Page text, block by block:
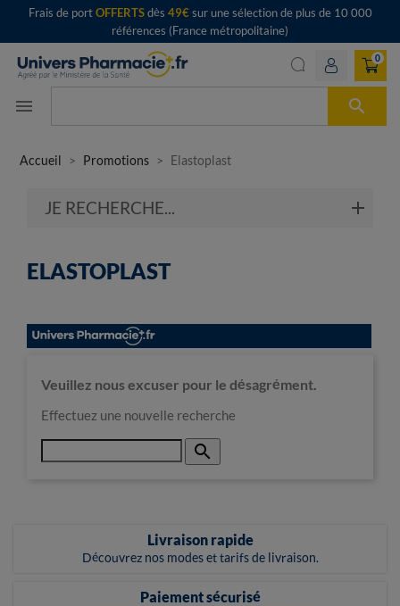
Frais de portOFFERTSdès 49€sur une sélection de plus de 10 000
références (France métropolitaine)
menu 
0
Accueil Promotions Elastoplast
JE RECHERCHE...
ELASTOPLAST
Veuillez nous excuser pour le désagrément.
Effectuez une nouvelle recherche

Livraison rapide
Découvrez nos modes et tarifs de livraison.
Paiement sécurisé